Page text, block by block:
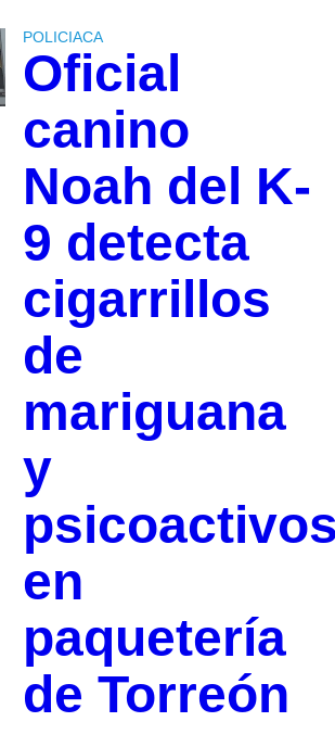
POLICIACA
Oficial
canino
Noah del K-
9 detecta
cigarrillos
de
mariguana
y
en
paquetería
de Torreón